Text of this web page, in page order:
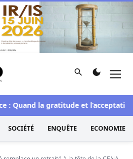
d'information et d'investigation
Rechercher
Quand la gratitude et l’acceptation
SOCIÉTÉ ENQUÊTE ECONOMIE